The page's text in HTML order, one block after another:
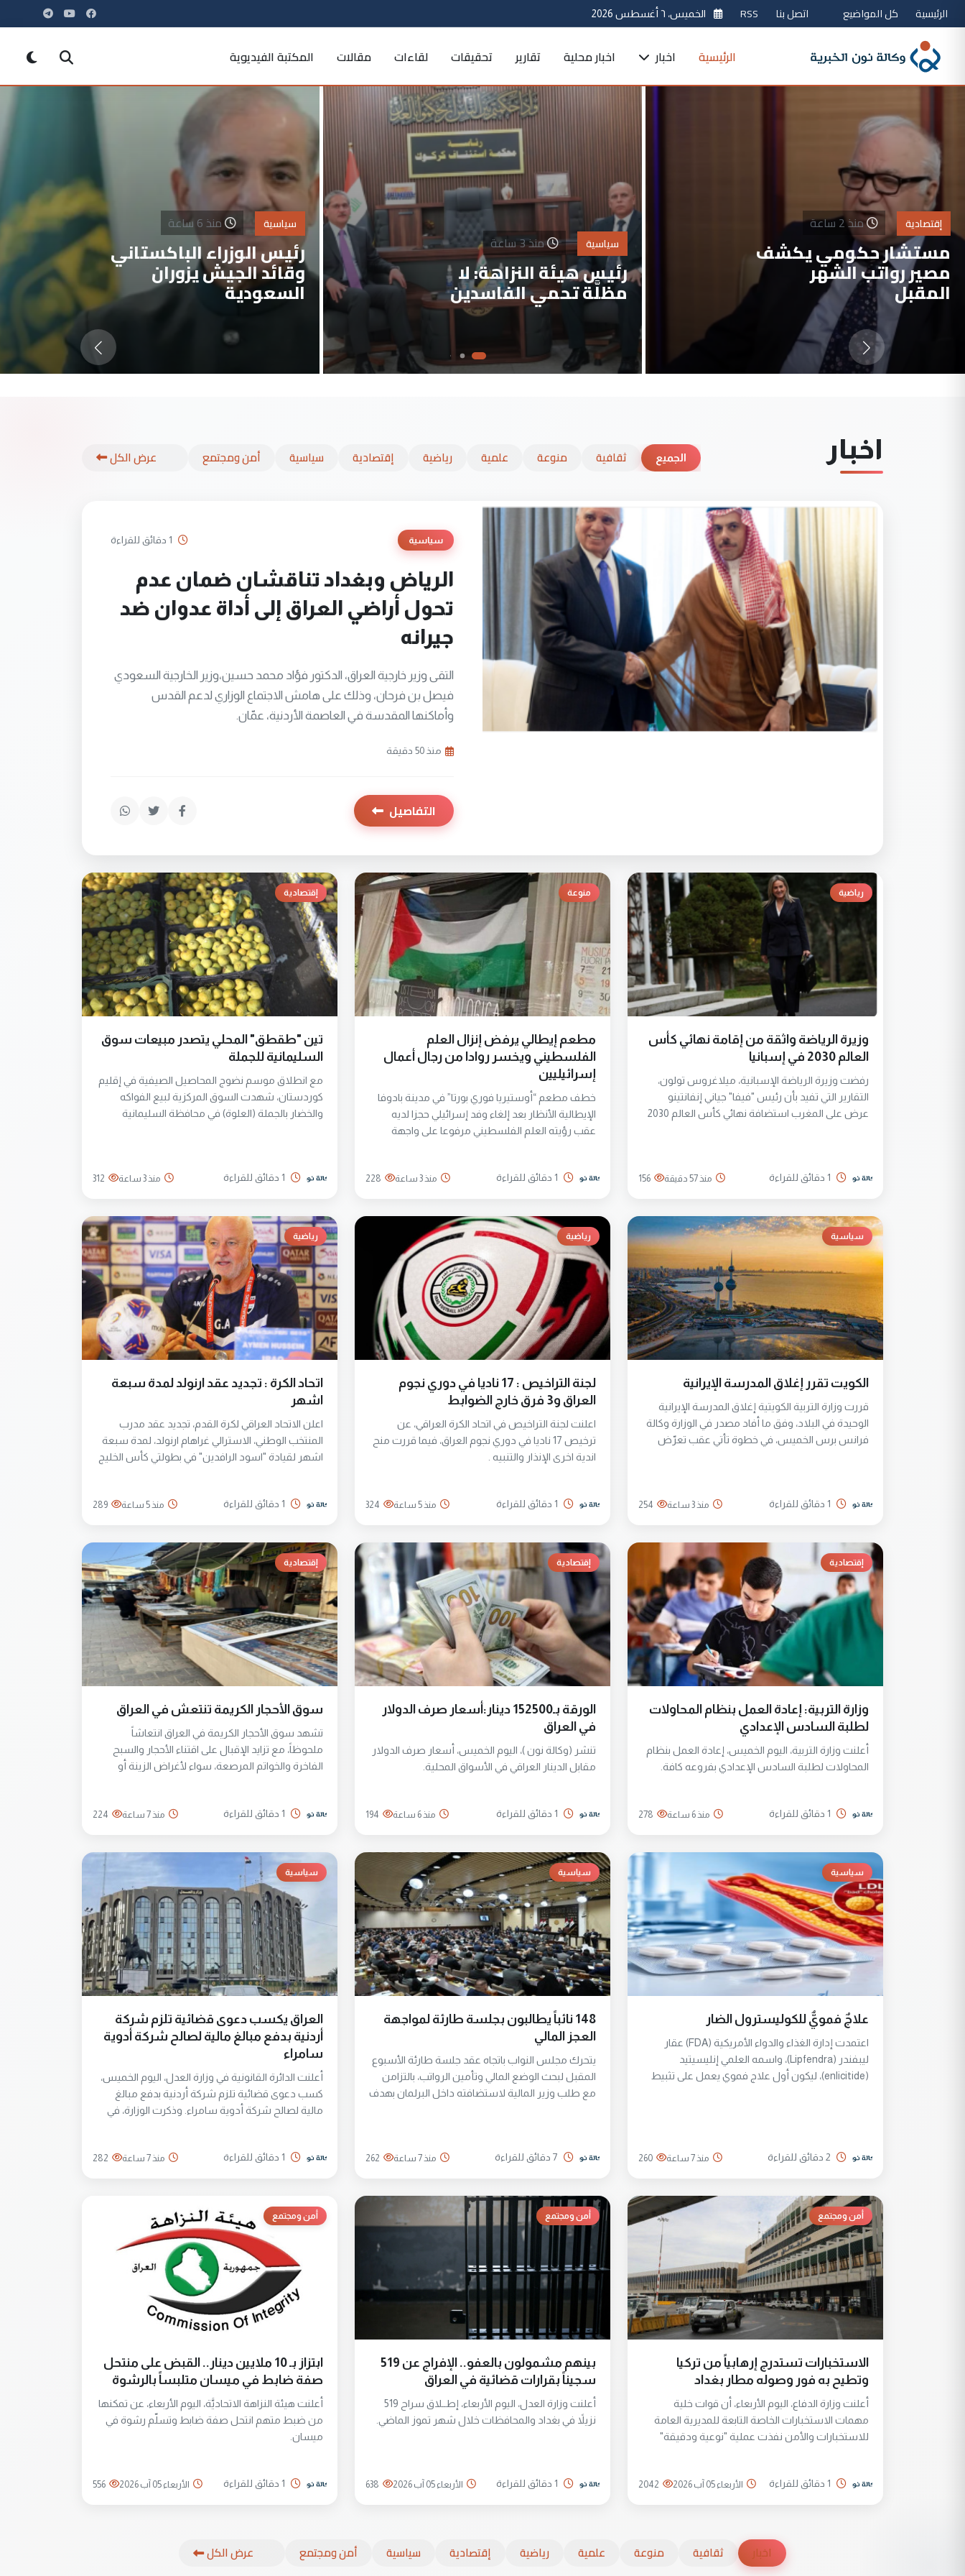
الرئيسية كل المواضيع اتصل بنا RSS الخميس، ٦ أغسطس 2026
الرئيسية اخبار اخبار محلية تقارير تحقيقات لقاءات مقالات المكتبة الفيديوية
إقتصادية منذ 2 ساعة
مستشار حكومي يكشف
مصير رواتب الشهر
المقبل
سياسية منذ 3 ساعة
رئيس هيئة النزاهة: لا
مظلَّة تحمي الفاسدين
سياسية منذ 6 ساعة
رئيس الوزراء الباكستاني
وقائد الجيش يزوران
السعودية
اخبار الجميع ثقافية منوعة علمية رياضية إقتصادية سياسية أمن ومجتمع عرض الكل
سياسية
الرياض وبغداد تناقشان ضمان عدم
تحول أراضي العراق إلى أداة عدوان ضد
جيرانه
التقى وزير خارجية العراق، الدكتور فؤاد محمد حسين،وزير الخارجية السعودي
فيصل بن فرحان، وذلك على هامش الاجتماع الوزاري لدعم القدس
وأماكنها المقدسة في العاصمة الأردنية، عمّان.
منذ 50 دقيقة
التفاصيل
رياضية
وزيرة الرياضة واثقة من إقامة نهائي كأس
العالم 2030 في إسبانيا
رفضت وزيرة الرياضة الإسبانية، ميلاغروس تولون،
التقارير التي تفيد بأن رئيس "فيفا" جياني إنفانتينو
عرض على المغرب استضافة نهائي كأس العالم 2030
منذ 57 دقيقة 156
منوعة
مطعم إيطالي يرفض إنزال العلم
الفلسطيني ويخسر روادا من رجال أعمال
إسرائيليين
خطف مطعم “أوستيريا فوري بورتا” في مدينة بادوفا
الإيطالية الأنظار بعد إلغاء وفد إسرائيلي حجزا لديه
عقب رؤيته العلم الفلسطيني مرفوعا على واجهة
التضامن مع الشعب الفلسطيني الذي يتعرض لـ”إبادة
حجزت طاولة لستة أشخاص، إلا أنها ألغت الحجز بعد
أن شاهد أحد أفرادها العلم الفلسطيني.
منذ 3 ساعة 228
إقتصادية
تين "طقطق" المحلي يتصدر مبيعات سوق
السليمانية للجملة
مع انطلاق موسم نضوج المحاصيل الصيفية في إقليم
كوردستان، شهدت السوق المركزية لبيع الفواكه
والخضار بالجملة (العلوة) في محافظة السليمانية
آب/أغسطس 2026، فأن سوق الجملة يستقبل يومياً
الشحنات بالكامل للتجار وأصحاب المحال في أحيان
كثيرة فور وصول السيارات وقبل تفريغها داخل
المربعات التجارية.
منذ 3 ساعة 312
سياسية
الكويت تقرر إغلاق المدرسة الإيرانية
قررت وزارة التربية الكويتية إغلاق المدرسة الإيرانية
الوحيدة في البلاد، وفق ما أفاد مصدر في الوزارة وكالة
فرانس برس الخميس، في خطوة تأتي عقب تعرّض
منذ 3 ساعة 254
رياضية
لجنة التراخيص : 17 ناديا في دوري نجوم
العراق و3 فرق خارج الضوابط
اعلنت لجنة التراخيص في اتحاد الكرة العراقي، عن
ترخيص 17 ناديا في دوري نجوم العراق، فيما قررت منح
اندية اخرى الإنذار والتنبيه .
منذ 5 ساعة 324
رياضية
اتحاد الكرة : تجديد عقد ارنولد لمدة سبعة
اشهر
اعلن الاتحاد العراقي لكرة القدم، تجديد عقد مدرب
المنتخب الوطني، الاسترالي غراهام ارنولد، لمدة سبعة
اشهر لقيادة "اسود الرافدين" في بطولتي كأس الخليج
منذ 5 ساعة 289
إقتصادية
وزارة التربية: إعادة العمل بنظام المحاولات
لطلبة السادس الإعدادي
أعلنت وزارة التربية، اليوم الخميس، إعادة العمل بنظام
المحاولات لطلبة السادس الإعدادي بفروعه كافة.
منذ 6 ساعة 278
إقتصادية
الورقة بـ152500 دينار:أسعار صرف الدولار
في العراق
تنشر (وكالة نون )، اليوم الخميس، أسعار صرف الدولار
مقابل الدينار العراقي في الأسواق المحلية.
منذ 6 ساعة 194
إقتصادية
سوق الأحجار الكريمة تنتعش في العراق
تشهد سوق الأحجار الكريمة في العراق انتعاشاً
ملحوظاً، مع تزايد الإقبال على اقتناء الأحجار والسبح
الفاخرة والخواتم المرصعة، سواء لأغراض الزينة أو
منذ 7 ساعة 224
سياسية
علاجٌ فمويٌّ للكوليسترول الضار
اعتمدت إدارة الغذاء والدواء الأمريكية (FDA) عقار
ليبفندر (Lipfendra)، واسمه العلمي إنليسيتيد
(enlicitide)، ليكون أول علاج فموي يعمل على تثبيط
منذ 7 ساعة 260
سياسية
148 نائباً يطالبون بجلسة طارئة لمواجهة
العجز المالي
يتحرك مجلس النواب باتجاه عقد جلسة طارئة الأسبوع
المقبل لبحث الوضع المالي وتأمين الرواتب، بالتزامن
مع طلب وزير المالية لاستضافته داخل البرلمان بهدف
الإيفاء بالتزاماتها في مقدمتها ملف الرواتب.
منذ 7 ساعة 262
سياسية
العراق يكسب دعوى قضائية تلزم شركة
أردنية بدفع مبالغ مالية لصالح شركة أدوية
سامراء
أعلنت الدائرة القانونية في وزارة العدل، اليوم الخميس،
كسب دعوى قضائية تلزم شركة أردنية بدفع مبالغ
مالية لصالح شركة أدوية سامراء. وذكرت الوزارة، في
مبالغ مالية لصالح الشركة العامة لصناعة الأدوية
منذ 7 ساعة 282
أمن ومجتمع
الاستخبارات تستدرج إرهابياً من تركيا
وتطيح به فور وصوله مطار بغداد
أعلنت وزارة الدفاع، اليوم الأربعاء، أن قوات خلية
مهمات الاستخبارات الخاصة التابعة للمديرية العامة
للاستخبارات والأمن نفذت عملية "نوعية ودقيقة"
قبض وتحرٍ صادر بحقه من محكمة تحقيق تلعفر في
الأربعاء 05 آب 2026 2042
أمن ومجتمع
بينهم مشمولون بالعفو.. الإفراج عن 519
سجيناً بقرارات قضائية في العراق
أعلنت وزارة العدل، اليوم الأربعاء، إطــلاق سراح 519
نزيلاً في بغداد والمحافظات خلال شهر تموز الماضي.
الأربعاء 05 آب 2026 638
أمن ومجتمع
ابتزاز بـ 10 ملايين دينار.. القبض على منتحل
صفة ضابط في ميسان متلبساً بالرشوة
أعلنت هيئة النزاهة الاتحاديَّة، اليوم الأربعاء، عن تمكنها
من ضبط متهم انتحل صفة ضابط وتسلّم رشوة في
ميسان.
الأربعاء 05 آب 2026 556
اخبار ثقافية منوعة علمية رياضية إقتصادية سياسية أمن ومجتمع عرض الكل